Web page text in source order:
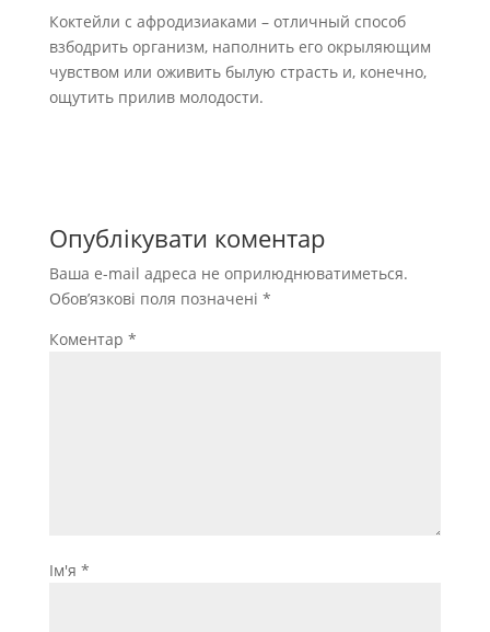
Коктейли с афродизиаками – отличный способ
взбодрить организм, наполнить его окрыляющим
чувством или оживить былую страсть и, конечно,
ощутить прилив молодости.
Опублікувати коментар
Ваша e-mail адреса не оприлюднюватиметься.
Обов’язкові поля позначені *
Коментар *
Ім'я *